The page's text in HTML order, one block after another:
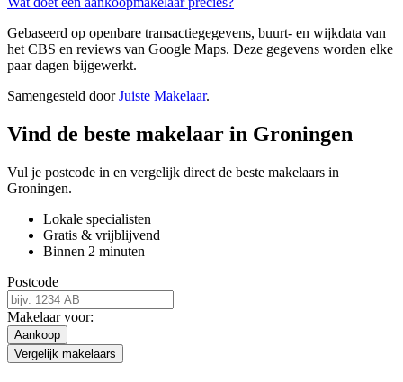
Gebaseerd op openbare transactiegegevens, buurt- en wijkdata van
het CBS en reviews van Google Maps. Deze gegevens worden elke
paar dagen bijgewerkt.
Samengesteld doorJuiste Makelaar.
Vind de beste makelaar in Groningen
Vul je postcode in en vergelijk direct de beste makelaars in
Groningen.
Lokale specialisten
Gratis & vrijblijvend
Binnen 2 minuten
Postcode
Makelaar voor:
Aankoop
Vergelijk makelaars